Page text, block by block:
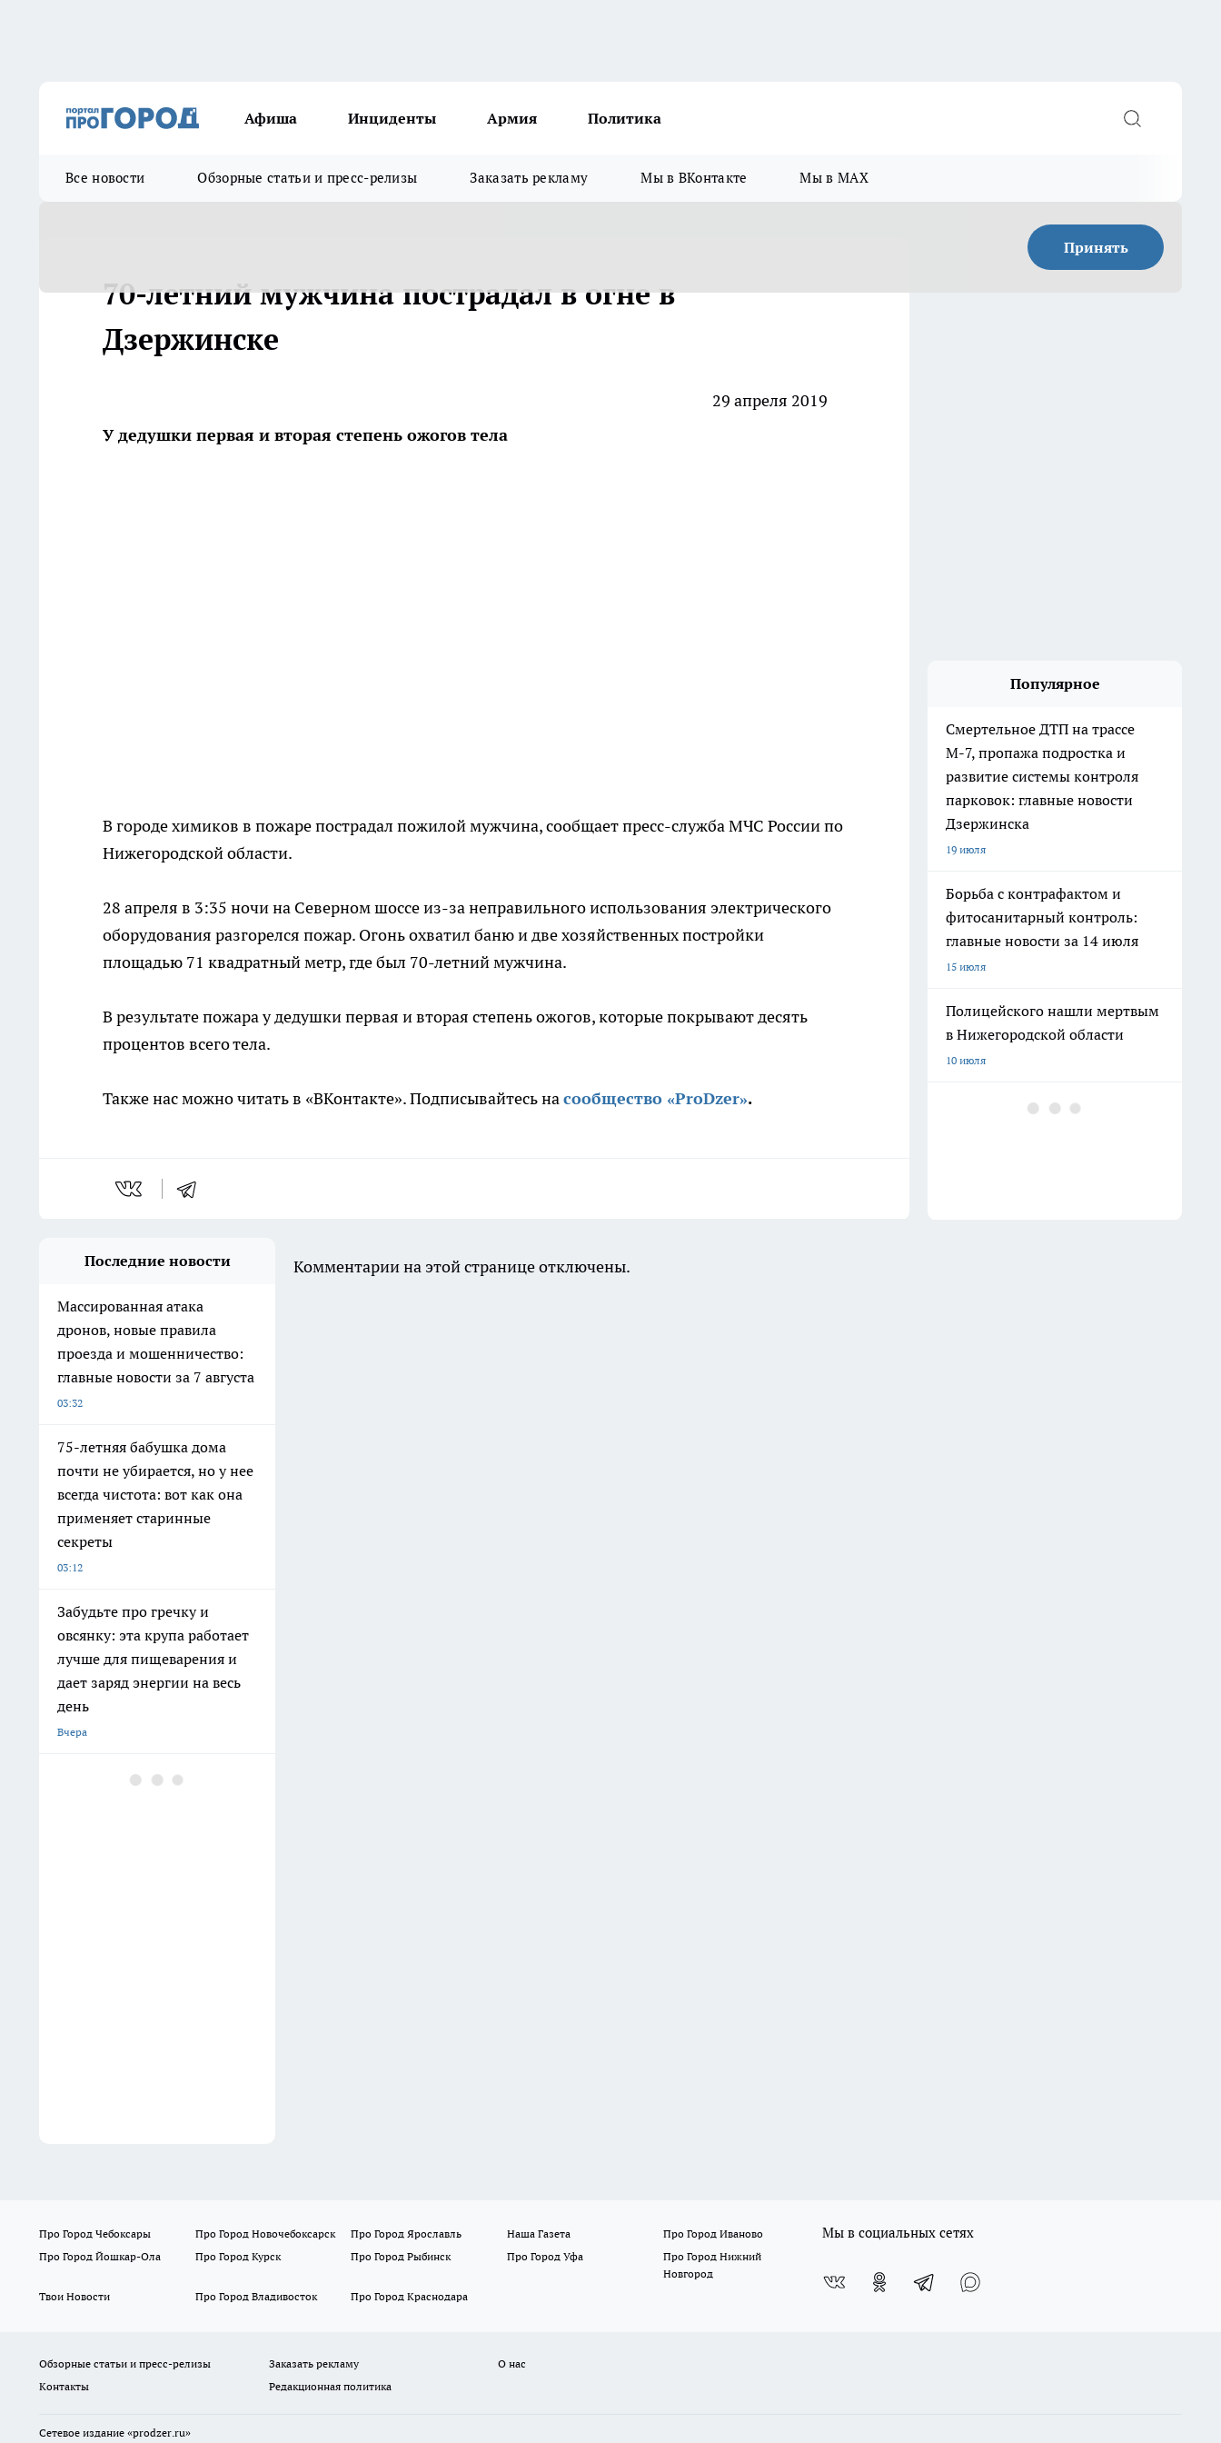
Афиша Инциденты Армия Политика
Все новости Обзорные статьи и пресс-релизы Заказать рекламу Мы в ВКонтакте Мы в MAX
Принять
70-летний мужчина пострадал в огне в
Дзержинске
29 апреля 2019
У дедушки первая и вторая степень ожогов тела
В городе химиков в пожаре пострадал пожилой мужчина, сообщает пресс-служба МЧС России по
Нижегородской области.
28 апреля в 3:35 ночи на Северном шоссе из-за неправильного использования электрического
оборудования разгорелся пожар. Огонь охватил баню и две хозяйственных постройки
площадью 71 квадратный метр, где был 70-летний мужчина.
В результате пожара у дедушки первая и вторая степень ожогов, которые покрывают десять
процентов всего тела.
Также нас можно читать в «ВКонтакте». Подписывайтесь насообщество «ProDzer».
Популярное
Смертельное ДТП на трассе
М-7, пропажа подростка и
развитие системы контроля
парковок: главные новости
Дзержинска
19 июля
Борьба с контрафактом и
фитосанитарный контроль:
главные новости за 14 июля
15 июля
Полицейского нашли мертвым
в Нижегородской области
10 июля
Последние новости
Массированная атака
дронов, новые правила
проезда и мошенничество:
главные новости за 7 августа
03:32
75-летняя бабушка дома
почти не убирается, но у нее
всегда чистота: вот как она
применяет старинные
секреты
03:12
Забудьте про гречку и
овсянку: эта крупа работает
лучше для пищеварения и
дает заряд энергии на весь
день
Вчера
Хватит переплачивать за
Комментарии на этой странице отключены.
Про Город Чебоксары Про Город Новочебоксарск Про Город Ярославль Наша Газета
Про Город Иваново
Про Город Йошкар-Ола
Про Город Курск Про Город Рыбинск Про Город Уфа
Про Город Нижний
Новгород
Твои Новости
Про Город Владивосток Про Город Краснодара
Мы в социальных сетях
Обзорные статьи и пресс-релизы Заказать рекламу
О нас
Контакты
Редакционная политика
Сетевое издание «prodzer.ru»